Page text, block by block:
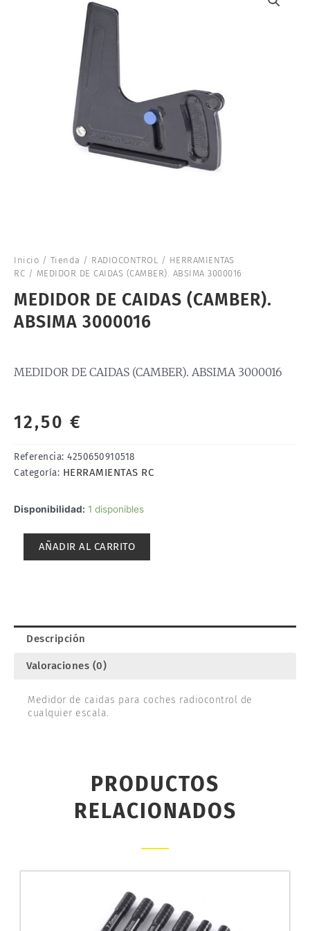
Inicio / Tienda / RADIOCONTROL / HERRAMIENTAS
RC / MEDIDOR DE CAIDAS (CAMBER). ABSIMA 3000016
MEDIDOR DE CAIDAS (CAMBER).
ABSIMA 3000016
MEDIDOR DE CAIDAS (CAMBER). ABSIMA 3000016
12,50 €
Referencia: 4250650910518
Categoría: HERRAMIENTAS RC
Disponibilidad: 1 disponibles
MEDIDOR
CAIDAS
AÑADIR AL CARRITO
Descripción
Valoraciones (0)
Medidor de caidas para coches radiocontrol de
cualquier escala.
PRODUCTOS
RELACIONADOS